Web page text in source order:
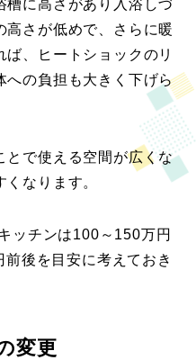
槽に高さがあり入浴しづ
高さが低めで、さらに暖
、ヒートショックのリ
への負担も大きく下げら
とで使える空間が広くな
なります。
ッチンは100～150万円
後を目安に考えておき
変更